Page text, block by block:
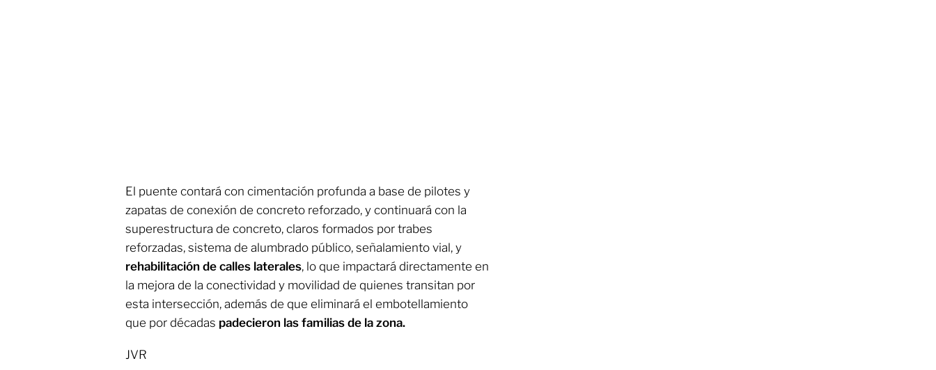
El puente contará con cimentación profunda a base de pilotes y
zapatas de conexión de concreto reforzado, y continuará con la
superestructura de concreto, claros formados por trabes
reforzadas, sistema de alumbrado público, señalamiento vial, y
rehabilitación de calles laterales, lo que impactará directamente en
la mejora de la conectividad y movilidad de quienes transitan por
esta intersección, además de que eliminará el embotellamiento
que por décadas padecieron las familias de la zona.
JVR